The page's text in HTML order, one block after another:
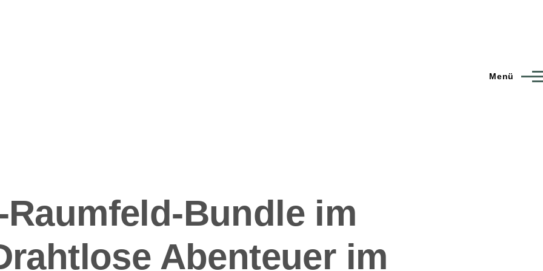
Menü
Raumfeld-Bundle im
Abenteuer im